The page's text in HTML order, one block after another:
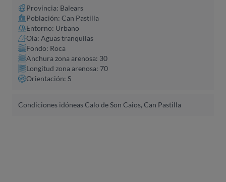
Provincia: Balears
Población: Can Pastilla
Entorno: Urbano
Ola: Aguas tranquilas
Fondo: Roca
Anchura zona arenosa: 30
Longitud zona arenosa: 70
Orientación: S
Condiciones idóneas Calo de Son Caios, Can Pastilla